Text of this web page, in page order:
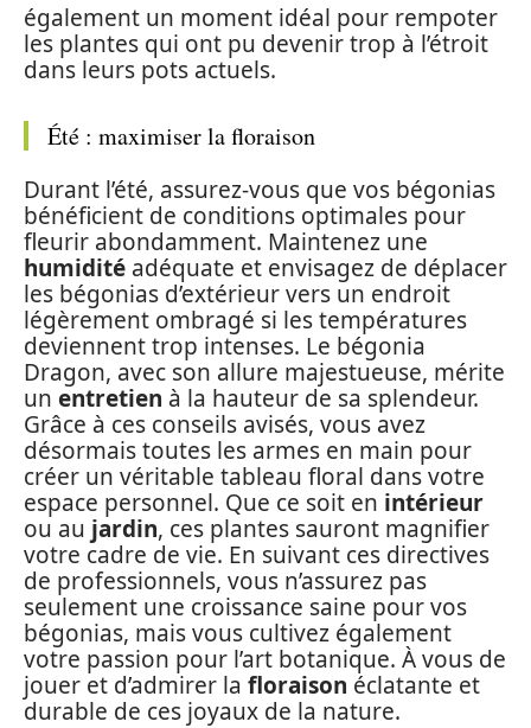
également un moment idéal pour rempoter
les plantes qui ont pu devenir trop à l’étroit
dans leurs pots actuels.
Été : maximiser la floraison
Durant l’été, assurez-vous que vos bégonias
bénéficient de conditions optimales pour
fleurir abondamment. Maintenez une
humidité adéquate et envisagez de déplacer
les bégonias d’extérieur vers un endroit
légèrement ombragé si les températures
deviennent trop intenses. Le bégonia
Dragon, avec son allure majestueuse, mérite
un entretien à la hauteur de sa splendeur.
Grâce à ces conseils avisés, vous avez
désormais toutes les armes en main pour
créer un véritable tableau floral dans votre
espace personnel. Que ce soit en intérieur
ou au jardin, ces plantes sauront magnifier
votre cadre de vie. En suivant ces directives
de professionnels, vous n’assurez pas
seulement une croissance saine pour vos
bégonias, mais vous cultivez également
votre passion pour l’art botanique. À vous de
jouer et d’admirer la floraison éclatante et
durable de ces joyaux de la nature.